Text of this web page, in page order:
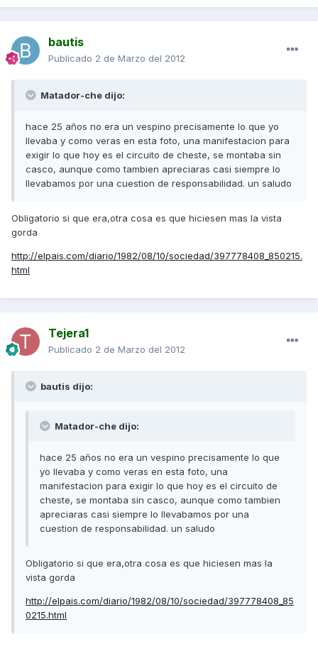
bautis
Publicado 2 de Marzo del 2012
Matador-che dijo:
hace 25 años no era un vespino precisamente lo que yo
llevaba y como veras en esta foto, una manifestacion para
exigir lo que hoy es el circuito de cheste, se montaba sin
casco, aunque como tambien apreciaras casi siempre lo
llevabamos por una cuestion de responsabilidad. un saludo
Obligatorio si que era,otra cosa es que hiciesen mas la vista
gorda
http://elpais.com/diario/1982/08/10/sociedad/397778408_850215.
html
Tejera1
Publicado 2 de Marzo del 2012
bautis dijo:
Matador-che dijo:
hace 25 años no era un vespino precisamente lo que
yo llevaba y como veras en esta foto, una
manifestacion para exigir lo que hoy es el circuito de
cheste, se montaba sin casco, aunque como tambien
apreciaras casi siempre lo llevabamos por una
cuestion de responsabilidad. un saludo
Obligatorio si que era,otra cosa es que hiciesen mas la
vista gorda
http://elpais.com/diario/1982/08/10/sociedad/397778408_85
0215.html